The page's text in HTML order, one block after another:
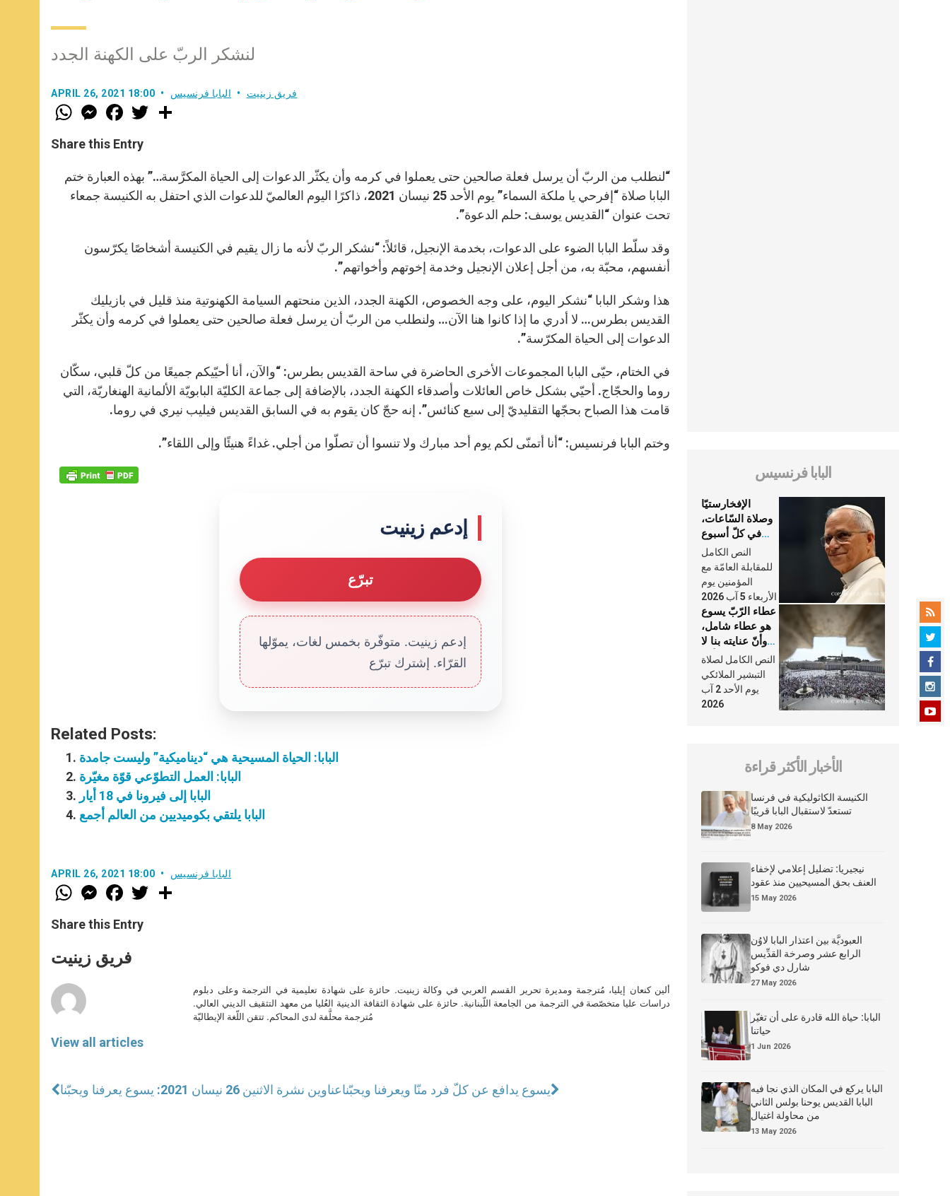
لنشكر الربّ على الكهنة الجدد
APRIL 26, 2021 18:00 فريق زينيت البابا فرنسيس
W
h
t
s
p
p
M
e
s
e
g
e
r
F
a
e
b
o
k
w
r
Share this Entry
“لنطلب من الربّ أن يرسل فعلة صالحين حتى يعملوا في كرمه وأن يكثّر الدعوات إلى الحياة المكرَّسة…” بهذه العبارة ختم
البابا صلاة “إفرحي يا ملكة السماء” يوم الأحد 25 نيسان 2021، ذاكرًا اليوم العالميّ للدعوات الذي احتفل به الكنيسة جمعاء
تحت عنوان “القديس يوسف: حلم الدعوة”.
وقد سلّط البابا الضوء على الدعوات، بخدمة الإنجيل، قائلاً: “نشكر الربّ لأنه ما زال يقيم في الكنيسة أشخاصًا يكرّسون
أنفسهم، محبّة به، من أجل إعلان الإنجيل وخدمة إخوتهم وأخواتهم”.
هذا وشكر البابا “نشكر اليوم، على وجه الخصوص، الكهنة الجدد، الذين منحتهم السيامة الكهنوتية منذ قليل في بازيليك
القديس بطرس… لا أدري ما إذا كانوا هنا الآن… ولنطلب من الربّ أن يرسل فعلة صالحين حتى يعملوا في كرمه وأن يكثّر
الدعوات إلى الحياة المكرّسة”.
في الختام، حيّى البابا المجموعات الأخرى الحاضرة في ساحة القديس بطرس: “والآن، أنا أحيّيكم جميعًا من كلّ قلبي، سكّان
روما والحجّاج. أحيّي بشكل خاص العائلات وأصدقاء الكهنة الجدد، بالإضافة إلى جماعة الكليّة البابويّة الألمانية الهنغاريّة، التي
قامت هذا الصباح بحجّها التقليديّ إلى سبع كنائس”. إنه حجّ كان يقوم به في السابق القديس فيليب نيري في روما.
وختم البابا فرنسيس: “أنا أتمنّى لكم يوم أحد مبارك ولا تنسوا أن تصلّوا من أجلي. غداءً هنيئًا وإلى اللقاء”.
إدعم زينيت
تبرّع
إدعم زينيت. متوفّرة بخمس لغات، يموّلها
القرّاء. إشترك تبرّع
Related Posts:
البابا: الحياة المسيحية هي “ديناميكية” وليست جامدة
البابا: العمل التطوّعي قوّة مغيّرة
البابا إلى فيرونا في 18 أيار
البابا يلتقي بكوميديين من العالم أجمع
APRIL 26, 2021 18:00 البابا فرنسيس
W
h
t
s
p
p
M
e
s
e
g
e
F
a
e
b
o
k
w
Share this Entry
فريق زينيت
View all articles
ألين كنعان إيليا، مُترجمة ومديرة تحرير القسم العربي في وكالة زينيت. حائزة على شهادة تعليمية في الترجمة وعلى دبلوم
دراسات عليا متخصّصة في الترجمة من الجامعة اللّبنانية. حائزة على شهادة الثقافة الدينية العُليا من معهد التثقيف الديني العالي.
مُترجمة محلَّفة لدى المحاكم. تتقن اللّغة الإيطاليّة
عناوين نشرة الاثنين 26 نيسان 2021: يسوع يعرفنا ويحبّنايسوع يدافع عن كلّ فرد منّا ويعرفنا ويحبّنا
البابا فرنسيس
الإفخارستيّا
وصلاة السّاعات،
في كلّ أسبوع
وكلّ يوم، هما
النَّفَس في حياة
الكنيسة
النص الكامل
للمقابلة العامّة مع
المؤمنين يوم
الأربعاء 5 آب 2026
عطاء الرّبّ يسوع
هو عطاء شامل،
وأنّ عنايته بنا لا
تغيب عنّا أبدًا
النص الكامل لصلاة
التبشير الملائكي
يوم الأحد 2 آب
2026
الأخبار الأكثر قراءة
الكنيسة الكاثوليكية في فرنسا
تستعدّ لاستقبال البابا قريبًا
8 May 2026
نيجيريا: تضليل إعلامي لإخفاء
العنف بحق المسيحيين منذ عقود
15 May 2026
العبوديَّة بين اعتذار البابا لاوُن
الرابع عشر وصرخة القدِّيس
شارل دي فوكو
27 May 2026
البابا: حياة الله قادرة على أن تغيّر
حياتنا
1 Jun 2026
البابا يركع في المكان الذي نجا فيه
البابا القديس يوحنا بولس الثاني
من محاولة اغتيال
13 May 2026